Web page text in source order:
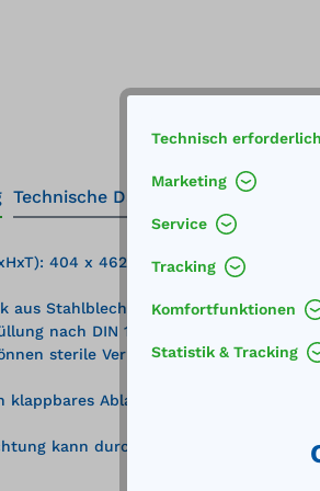
Technische Daten
404 x 462 x 170 mm
aus Stahlblech, weiß, zweitürig, zwei
nach DIN 13169. Sterile
sterile Verbandstoffe im
klappbares Ablagetableau zur
kann durch ein
Technisch erforderlich
Marketing
Service
Tracking
Komfortfunktionen
Statistik & Tracking